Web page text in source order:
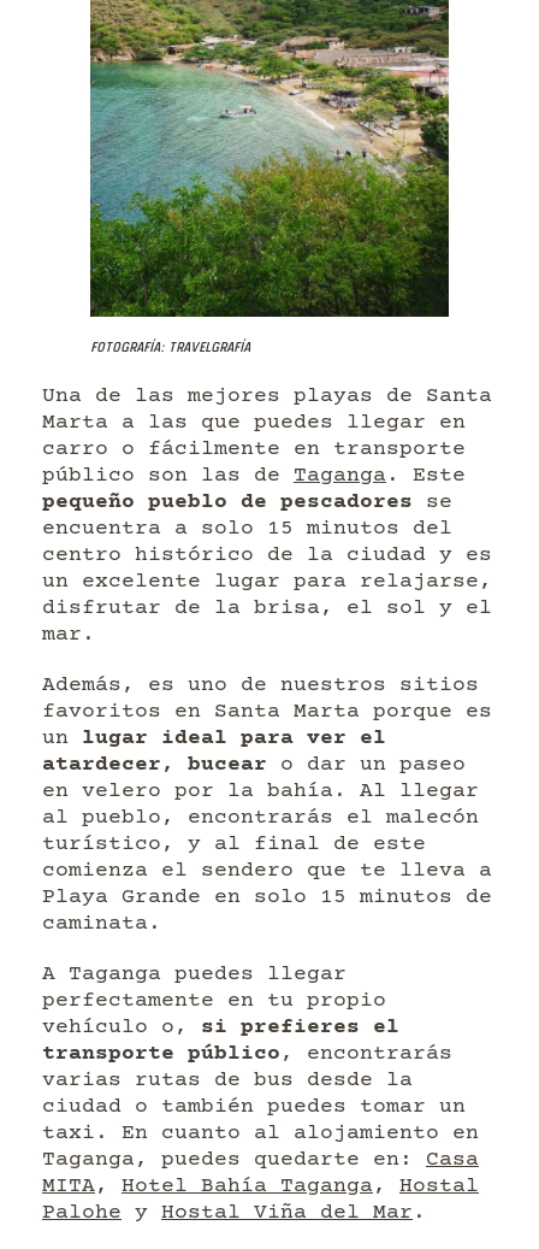
Fotografía: Travelgrafía
Una de las mejores playas de Santa
Marta a las que puedes llegar en
carro o fácilmente en transporte
público son las de Taganga . Este
pequeño pueblo de pescadores se
encuentra a solo 15 minutos del
centro histórico de la ciudad y es
un excelente lugar para relajarse,
disfrutar de la brisa, el sol y el
mar.
Además, es uno de nuestros sitios
favoritos en Santa Marta porque es
un lugar ideal para ver el
atardecer, bucear o dar un paseo
en velero por la bahía. Al llegar
al pueblo, encontrarás el malecón
turístico, y al final de este
comienza el sendero que te lleva a
Playa Grande en solo 15 minutos de
caminata.
A Taganga puedes llegar
perfectamente en tu propio
vehículo o, si prefieres el
transporte público , encontrarás
varias rutas de bus desde la
ciudad o también puedes tomar un
taxi. En cuanto al alojamiento en
Taganga, puedes quedarte en: Casa
MITA, Hotel Bahía Taganga , Hostal
Palohe y Hostal Viña del Mar .